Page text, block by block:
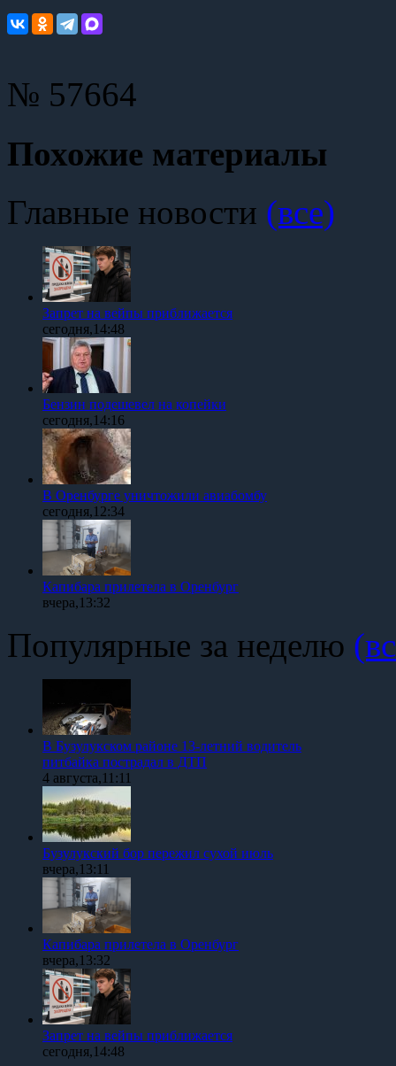
№ 57664
Похожие материалы
Главные новости (все)
Запрет на вейпы приближается
сегодня,14:48
Бензин подешевел на копейки
сегодня,14:16
В Оренбурге уничтожили авиабомбу
сегодня,12:34
Капибара прилетела в Оренбург
вчера,13:32
Популярные за неделю
В Бузулукском районе 13-летний водитель
питбайка пострадал в ДТП
4 августа,11:11
Бузулукский бор пережил сухой июль
вчера,13:11
Капибара прилетела в Оренбург
вчера,13:32
Запрет на вейпы приближается
сегодня,14:48